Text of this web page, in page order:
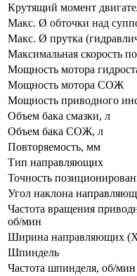
Крутящий момент
Макс. Ø обточки над
Макс. Ø прутка
Максимальная скорость
Мощность мотора
Мощность мотора СОЖ
Мощность приводного
Объем бака смазки, л
Объем бака СОЖ, л
Повторяемость, мм
Тип направляющих
Точность
Угол наклона
Частота вращения
об/мин
Ширина направляющих
Шпиндель
Частота шпинделя, об/мин